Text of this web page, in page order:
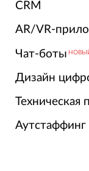
CRM
AR/VR-
Чат-боты
Дизайн
Техническая
Аутстаффинг